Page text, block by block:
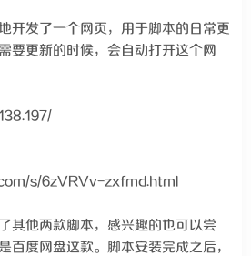
开发了一个网页，用于脚本的日常更
要更新的时候，会自动打开这个网
s/6zVRVv-zxfmd.html
其他两款脚本，感兴趣的也可以尝
百度网盘这款。脚本安装完成之后，